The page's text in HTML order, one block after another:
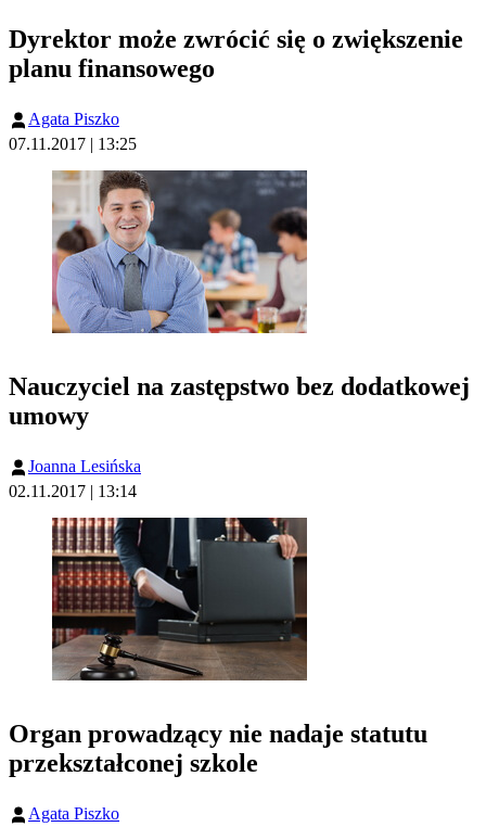
Dyrektor może zwrócić się o zwiększenie
planu finansowego
Agata Piszko
07.11.2017 | 13:25
Nauczyciel na zastępstwo bez dodatkowej
umowy
Joanna Lesińska
02.11.2017 | 13:14
Organ prowadzący nie nadaje statutu
przekształconej szkole
Agata Piszko